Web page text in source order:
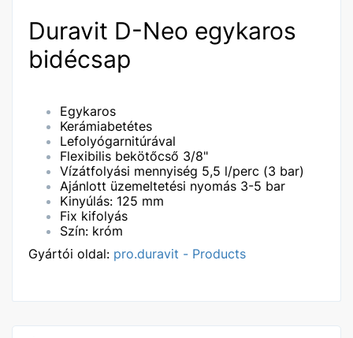
Duravit D-Neo egykaros
bidécsap
Egykaros
Kerámiabetétes
Lefolyógarnitúrával
Flexibilis bekötőcső 3/8"
Vízátfolyási mennyiség 5,5 l/perc (3 bar)
Ajánlott üzemeltetési nyomás 3-5 bar
Kinyúlás: 125 mm
Fix kifolyás
Szín: króm
Gyártói oldal: pro.duravit - Products